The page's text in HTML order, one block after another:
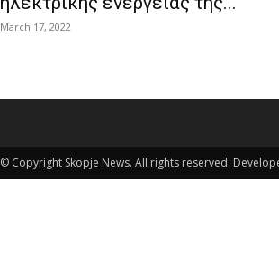
March 17, 2022
© Copyright Skopje News. All rights reserved.